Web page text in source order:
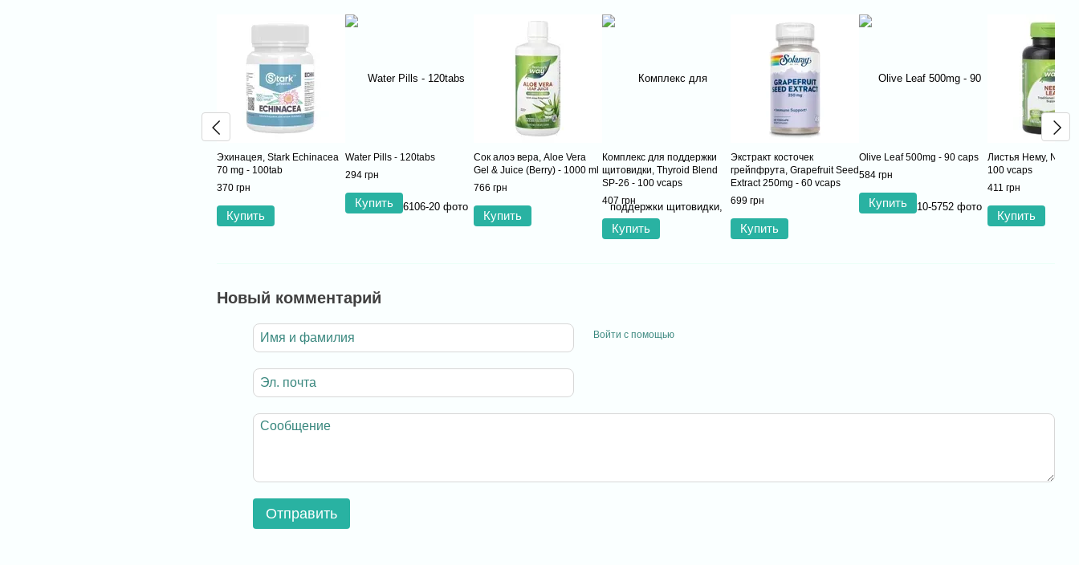
Эхинацея, Stark Echinacea
70 mg - 100tab
370 грн
Купить
Water Pills - 120tabs
294 грн
Купить
Сок алоэ вера, Aloe Vera
Gel & Juice (Berry) - 1000 ml
766 грн
Купить
Комплекс для поддержки
щитовидки, Thyroid Blend
SP-26 - 100 vcaps
407 грн
Купить
Экстракт косточек
грейпфрута, Grapefruit Seed
Extract 250mg - 60 vcaps
699 грн
Купить
Olive Leaf 500mg - 90 caps
584 грн
Купить
Листья Нему, Neem
100 vcaps
411 грн
Купить
Новый комментарий
Войти с помощью
Отправить